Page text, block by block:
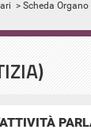
> Scheda Organo